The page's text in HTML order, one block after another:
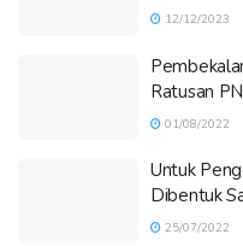
12/12/2023
Ratusan
01/08/2022
Untuk
Dibentuk
25/07/2022